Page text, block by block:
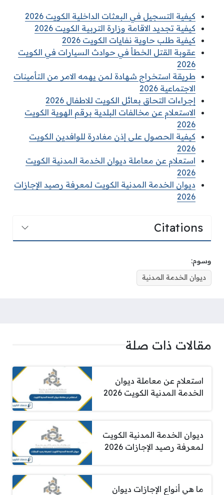
كيفية التسجيل في البعثات الداخلية الكويت 2026
كيفية تجديد الاقامة وزارة التربية الكويت 2026
كيفية طلب حاوية نفايات الكويت 2026
عقوبة القتل الخطأ في حوادث السيارات في الكويت
2026
طريقة استخراج شهادة لمن يهمه الامر من التأمينات
الاجتماعية 2026
إجراءات التحاق بعائل الكويت للاطفال 2026
الاستعلام عن مخالفات البلدية برقم الهوية الكويت
2026
كيفية الحصول على إذن مغادرة للوافدين الكويت
2026
استعلام عن معاملة ديوان الخدمة المدنية الكويت
2026
ديوان الخدمة المدنية الكويت لمعرفة رصيد الإجازات
2026
Citations
وسوم:
ديوان الخدمة المدنية
مقالات ذات صلة
استعلام عن معاملة ديوان
الخدمة المدنية الكويت 2026
ديوان الخدمة المدنية الكويت
لمعرفة رصيد الإجازات 2026
ما هي أنواع الإجازات ديوان